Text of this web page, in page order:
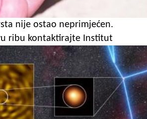
nije ostao neprimjećen.
ribu kontaktirajte Institut